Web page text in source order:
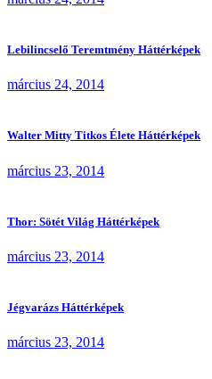
Lebilincselő Teremtmény Háttérképek
március 24, 2014
Walter Mitty Titkos Élete Háttérképek
március 23, 2014
Thor: Sötét Világ Háttérképek
március 23, 2014
Jégvarázs Háttérképek
március 23, 2014